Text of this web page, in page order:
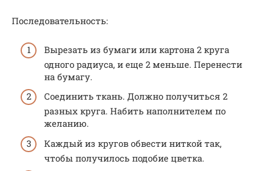
Последовательность:
Вырезать из бумаги или картона 2 круга
одного радиуса, и еще 2 меньше. Перенести
на бумагу.
Соединить ткань. Должно получиться 2
разных круга. Набить наполнителем по
желанию.
Каждый из кругов обвести ниткой так,
чтобы получилось подобие цветка.